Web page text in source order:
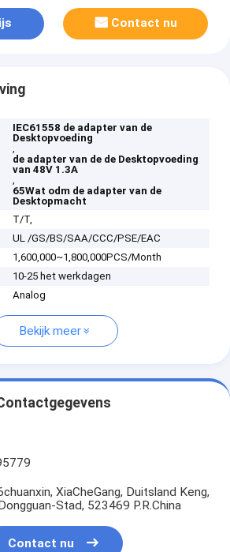
Contact nu
IEC61558 de adapter van de
Desktopvoeding
,
de adapter van de de Desktopvoeding
van 48V 1.3A
,
65Wat odm de adapter van de
Desktopmacht
T/T,
UL /GS/BS/SAA/CCC/PSE/EAC
1,600,000~1,800,000PCS/Month
10-25 het werkdagen
Analog
Bekijk meer
XiaCheGang, Duitsland Keng,
Stad, 523469 P.R.China
Contact nu